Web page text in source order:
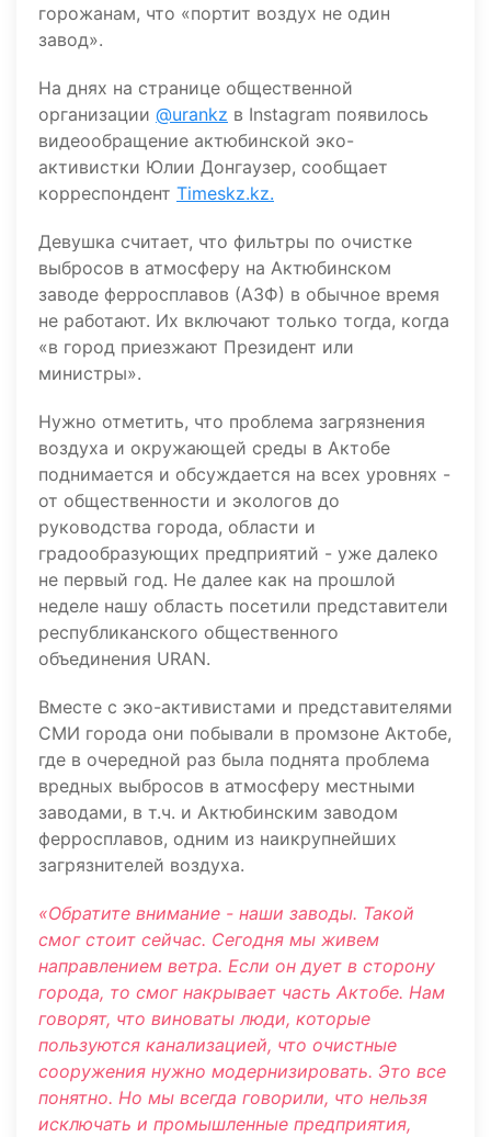
горожанам, что «портит воздух не один
завод».
На днях на странице общественной
организации @urankz в Instagram появилось
видеообращение актюбинской эко-
активистки Юлии Донгаузер, сообщает
корреспондент Timeskz.kz.
Девушка считает, что фильтры по очистке
выбросов в атмосферу на Актюбинском
заводе ферросплавов (АЗФ) в обычное время
не работают. Их включают только тогда, когда
«в город приезжают Президент или
министры».
Нужно отметить, что проблема загрязнения
воздуха и окружающей среды в Актобе
поднимается и обсуждается на всех уровнях -
от общественности и экологов до
руководства города, области и
градообразующих предприятий - уже далеко
не первый год. Не далее как на прошлой
неделе нашу область посетили представители
республиканского общественного
объединения URAN.
Вместе с эко-активистами и представителями
СМИ города они побывали в промзоне Актобе,
где в очередной раз была поднята проблема
вредных выбросов в атмосферу местными
заводами, в т.ч. и Актюбинским заводом
ферросплавов, одним из наикрупнейших
загрязнителей воздуха.
«Обратите внимание - наши заводы. Такой
смог стоит сейчас. Сегодня мы живем
направлением ветра. Если он дует в сторону
города, то смог накрывает часть Актобе. Нам
говорят, что виноваты люди, которые
пользуются канализацией, что очистные
сооружения нужно модернизировать. Это все
понятно. Но мы всегда говорили, что нельзя
исключать и промышленные предприятия,